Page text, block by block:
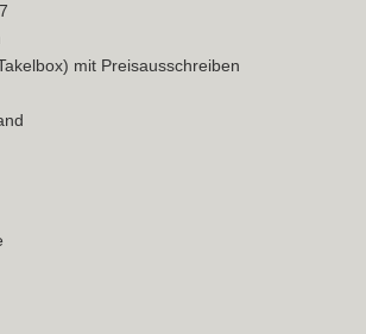
mit Preisausschreiben